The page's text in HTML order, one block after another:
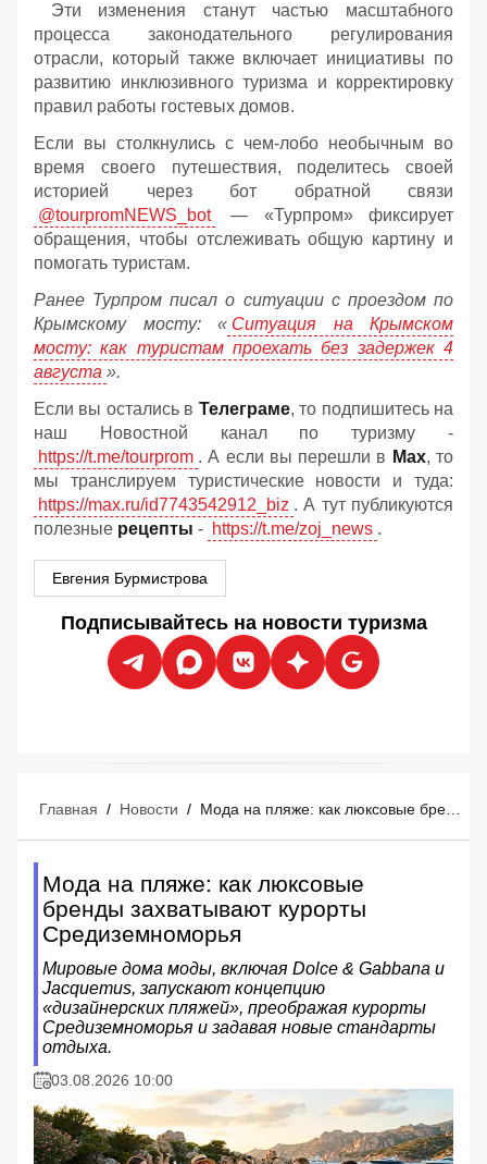
Эти изменения станут частью масштабного
процесса законодательного регулирования
отрасли, который также включает инициативы по
развитию инклюзивного туризма и корректировку
правил работы гостевых домов.
Если вы столкнулись с чем-лобо необычным во
время своего путешествия, поделитесь своей
историей через бот обратной связи
@tourpromNEWS_bot
— «Турпром» фиксирует
обращения, чтобы отслеживать общую картину и
помогать туристам.
Ранее Турпром писал о ситуации с проездом по
Крымскому мосту: « Ситуация на Крымском
мосту: как туристам проехать без задержек 4
августа ».
Если вы остались в Телеграме, то подпишитесь на
наш Новостной канал по туризму -
https://t.me/tourprom . А если вы перешли в Мах, то
мы транслируем туристические новости и туда:
https://max.ru/id7743542912_biz . А тут публикуются
полезные рецепты - https://t.me/zoj_news .
Евгения Бурмистрова
Подписывайтесь на новости туризма
Главная / Новости / Мода на пляже: как люксовые бренды захватывают курорты Средиземноморья
Мода на пляже: как люксовые
бренды захватывают курорты
Средиземноморья
Мировые дома моды, включая Dolce & Gabbana и
Jacquemus, запускают концепцию
«дизайнерских пляжей», преображая курорты
Средиземноморья и задавая новые стандарты
отдыха.
03.08.2026 10:00